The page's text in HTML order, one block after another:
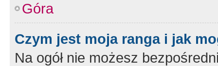
Góra
Czym jest moja ranga i jak
Na ogół nie możesz